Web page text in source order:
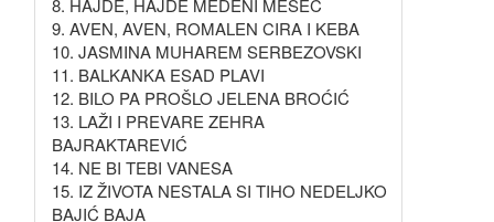
8. HAJDE, HAJDE MEDENI MESEC
9. AVEN, AVEN, ROMALEN CIRA I KEBA
10. JASMINA MUHAREM SERBEZOVSKI
11. BALKANKA ESAD PLAVI
12. BILO PA PROŠLO JELENA BROĆIĆ
13. LAŽI I PREVARE ZEHRA
BAJRAKTAREVIĆ
14. NE BI TEBI VANESA
15. IZ ŽIVOTA NESTALA SI TIHO NEDELJKO
BAJIĆ BAJA